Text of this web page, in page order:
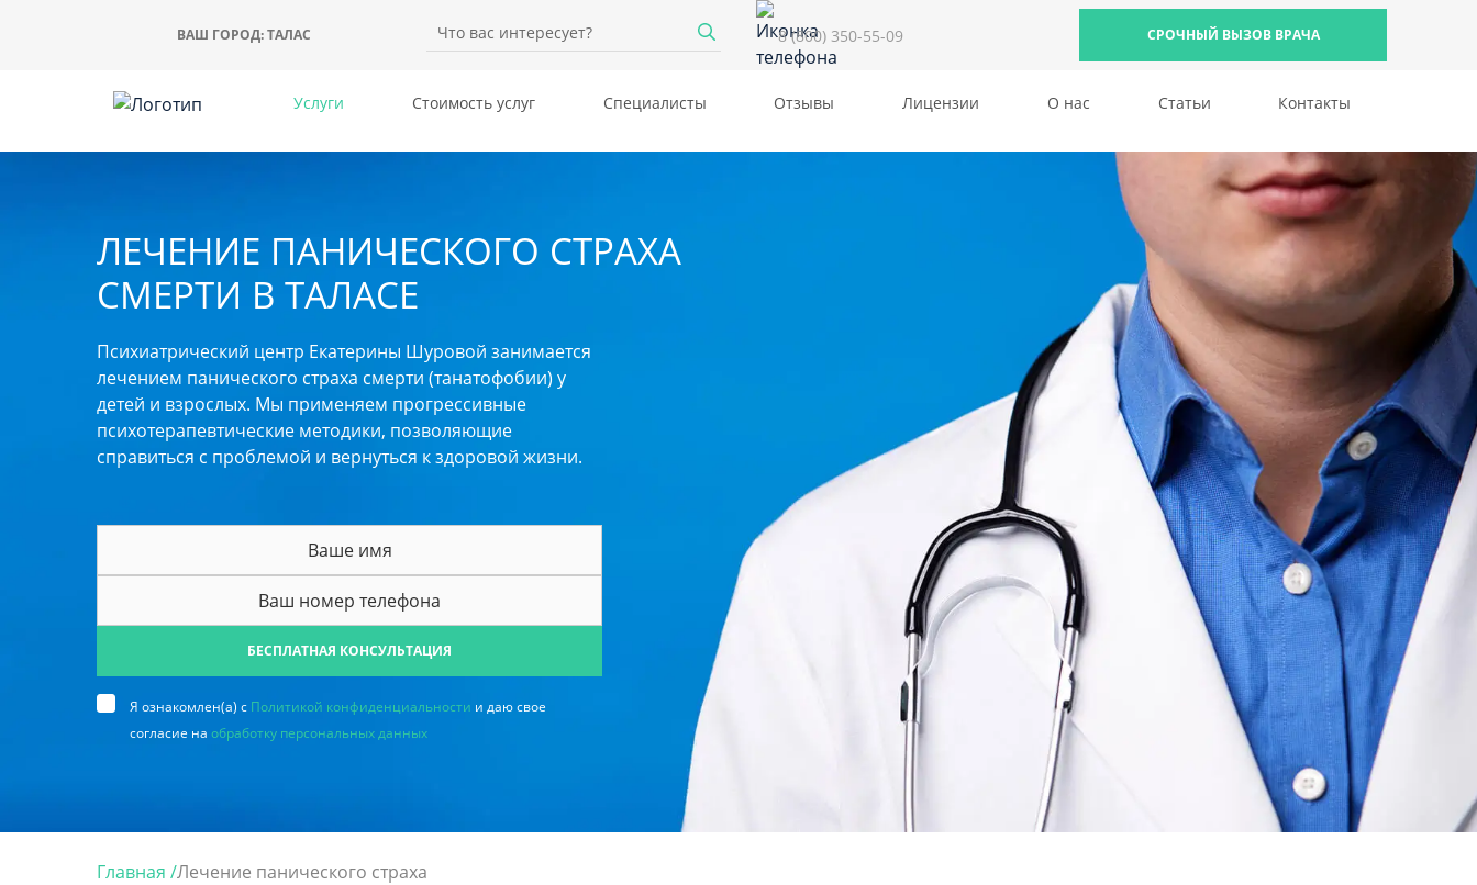
ВАШ ГОРОД:ТАЛАС 8 (800) 350-55-09 СРОЧНЫЙ ВЫЗОВ ВРАЧА
Услуги Стоимость услуг Специалисты Отзывы Лицензии О нас Статьи Контакты
ЛЕЧЕНИЕ ПАНИЧЕСКОГО СТРАХА
СМЕРТИ В ТАЛАСЕ
Психиатрический центр Екатерины Шуровой занимается
лечением панического страха смерти (танатофобии) у
детей и взрослых. Мы применяем прогрессивные
психотерапевтические методики, позволяющие
справиться с проблемой и вернуться к здоровой жизни.
БЕСПЛАТНАЯ КОНСУЛЬТАЦИЯ
Я ознакомлен(а) с Политикой конфиденциальности и даю свое
согласие на обработку персональных данных
Главная /Лечение панического страха